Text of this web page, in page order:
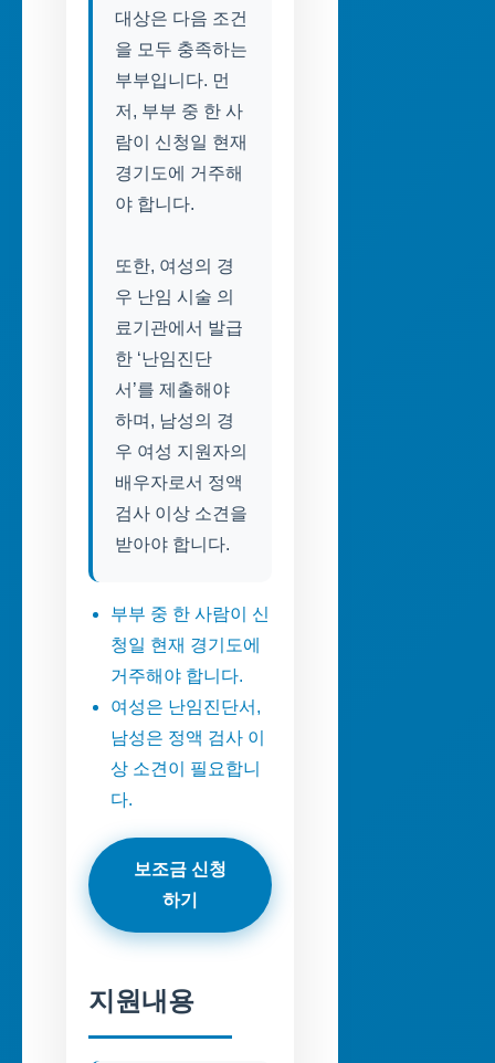
대상은 다음 조건
을 모두 충족하는
부부입니다. 먼
저, 부부 중 한 사
람이 신청일 현재
경기도에 거주해
야 합니다.
또한, 여성의 경
우 난임 시술 의
료기관에서 발급
한 ‘난임진단
서’를 제출해야
하며, 남성의 경
우 여성 지원자의
배우자로서 정액
검사 이상 소견을
받아야 합니다.
부부 중 한 사람이 신
청일 현재 경기도에
거주해야 합니다.
여성은 난임진단서,
남성은 정액 검사 이
상 소견이 필요합니
다.
보조금 신청
하기
지원내용